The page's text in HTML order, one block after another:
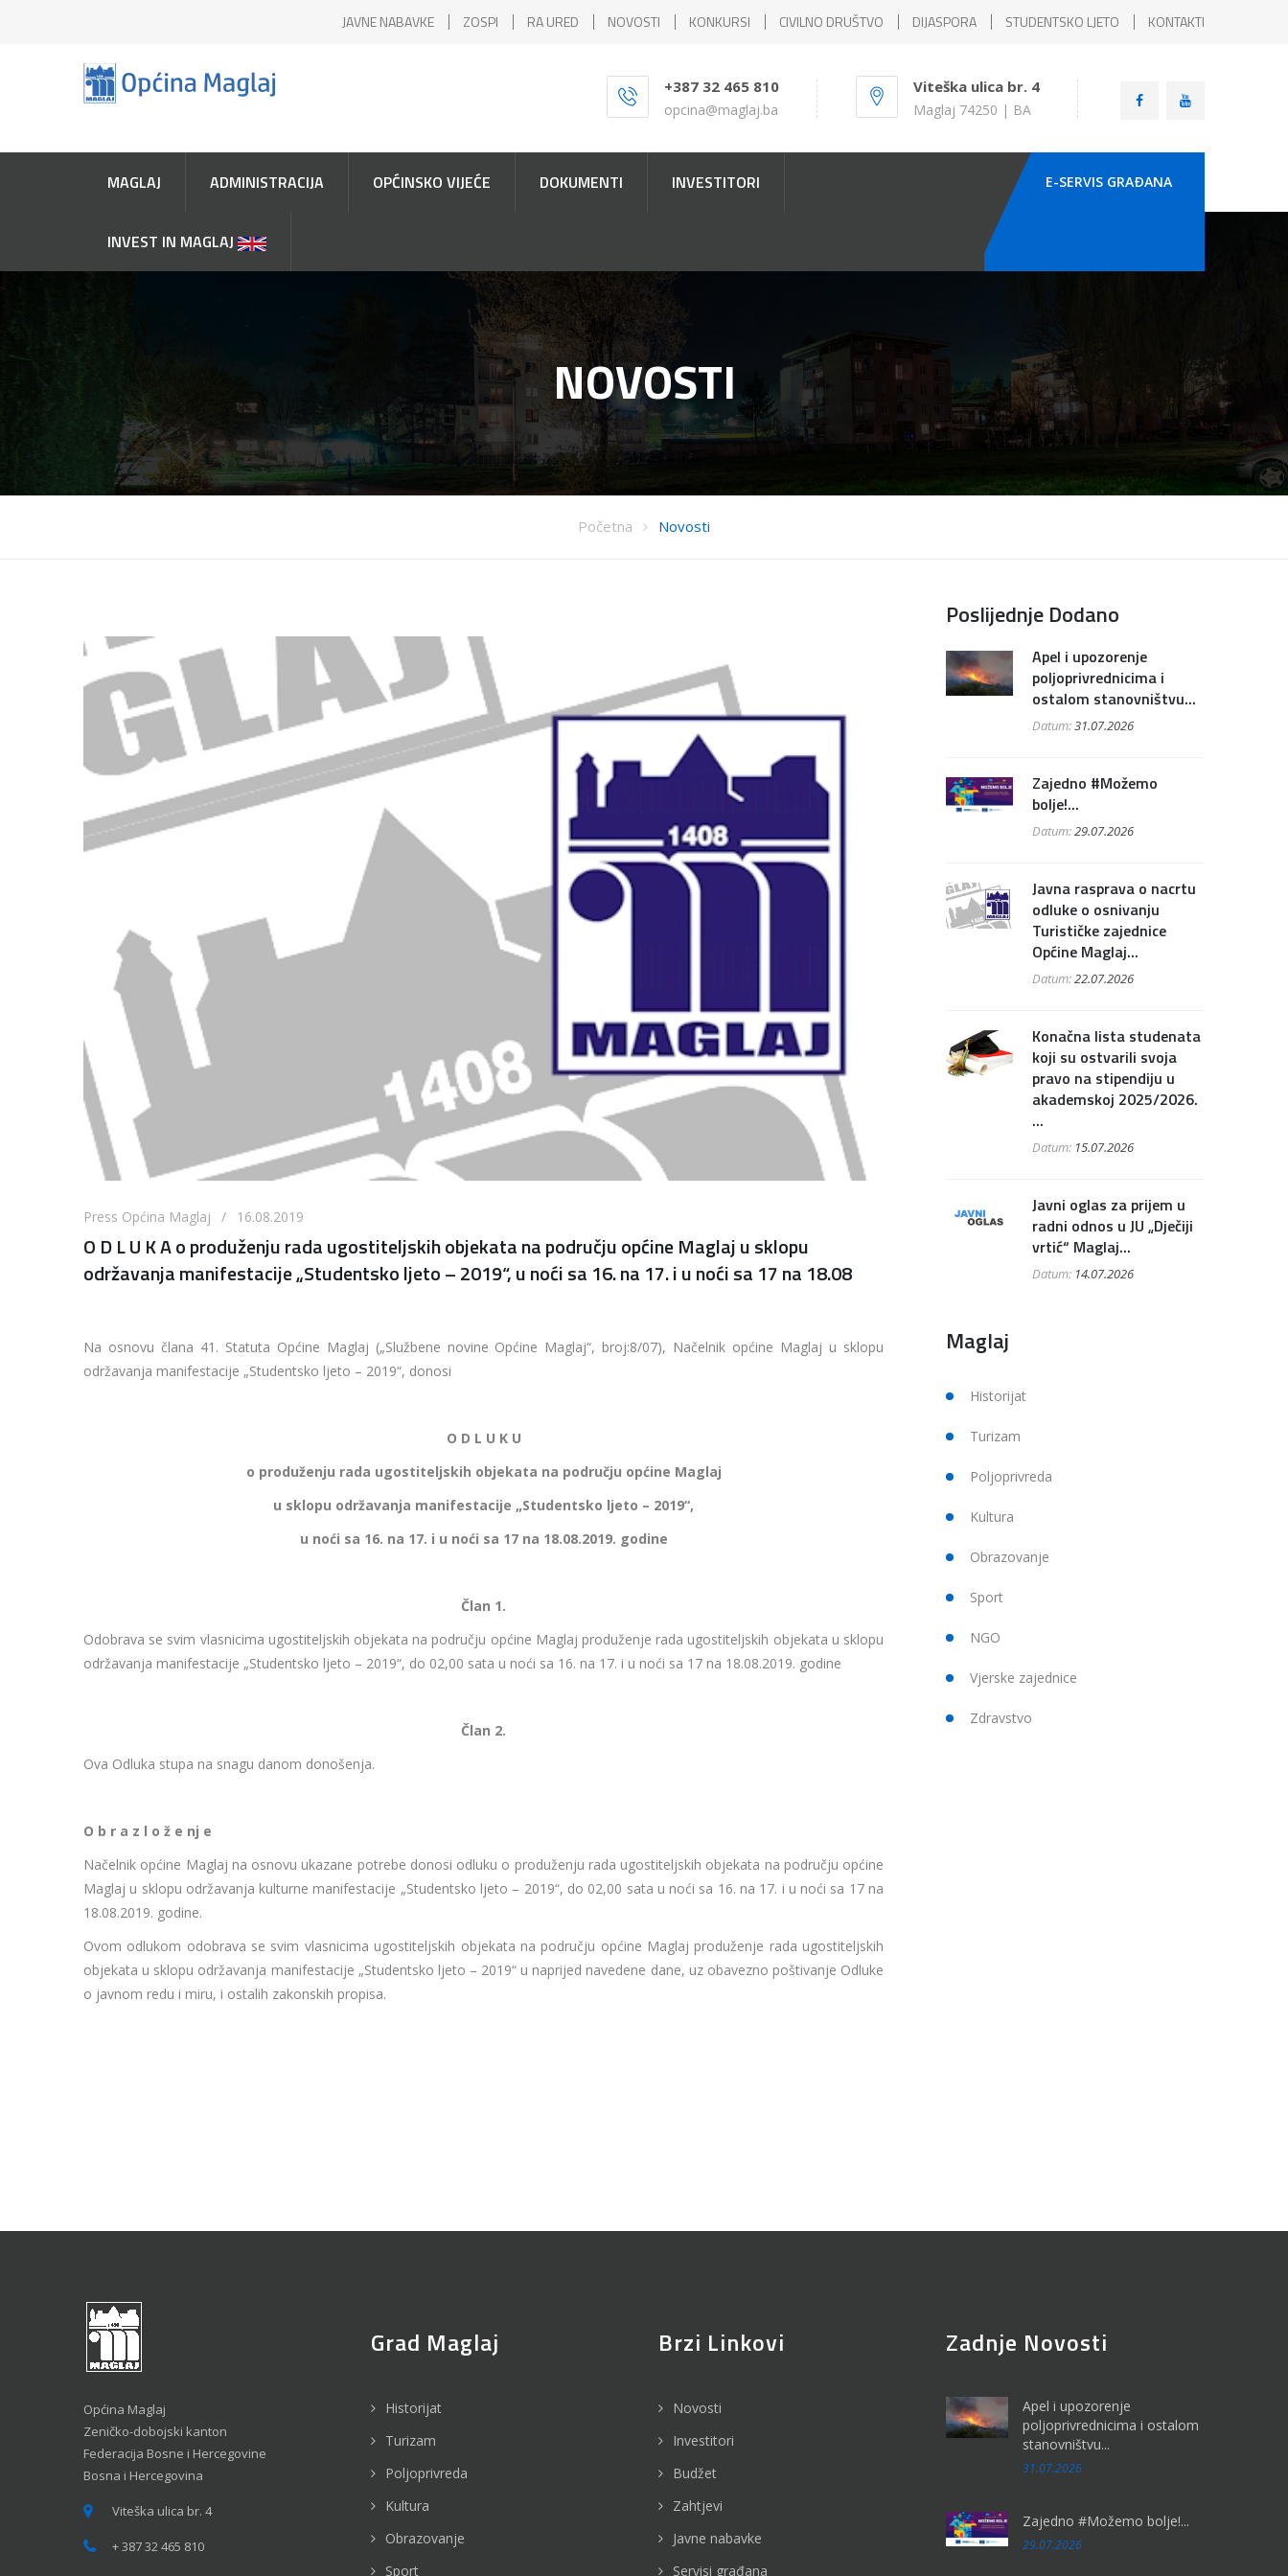
JAVNE NABAVKE ZOSPI RA URED NOVOSTI KONKURSI CIVILNO DRUŠTVO DIJASPORA STUDENTSKO LJETO KONTAKTI
+387 32 465 810
opcina@maglaj.ba
Viteška ulica br. 4
Maglaj 74250 | BA
MAGLAJ ADMINISTRACIJA OPĆINSKO VIJEĆE DOKUMENTI INVESTITORI
INVEST IN MAGLAJ
E-SERVIS GRAÐANA
NOVOSTI
Početna Novosti
Press Općina Maglaj / 16.08.2019
O D L U K A o produženju rada ugostiteljskih objekata na području općine Maglaj u sklopu
održavanja manifestacije „Studentsko ljeto – 2019“, u noći sa 16. na 17. i u noći sa 17 na 18.08
Na osnovu člana 41. Statuta Općine Maglaj („Službene novine Općine Maglaj“, broj:8/07), Načelnik općine Maglaj u sklopu
održavanja manifestacije „Studentsko ljeto – 2019“, donosi
O D L U K U
o produženju rada ugostiteljskih objekata na području općine Maglaj
u sklopu održavanja manifestacije „Studentsko ljeto – 2019“,
u noći sa 16. na 17. i u noći sa 17 na 18.08.2019. godine
Član 1.
Odobrava se svim vlasnicima ugostiteljskih objekata na području općine Maglaj produženje rada ugostiteljskih objekata u sklopu
održavanja manifestacije „Studentsko ljeto – 2019“, do 02,00 sata u noći sa 16. na 17. i u noći sa 17 na 18.08.2019. godine
Član 2.
Ova Odluka stupa na snagu danom donošenja.
O b r a z l o ž e nj e
Načelnik općine Maglaj na osnovu ukazane potrebe donosi odluku o produženju rada ugostiteljskih objekata na području općine
Maglaj u sklopu održavanja kulturne manifestacije „Studentsko ljeto – 2019“, do 02,00 sata u noći sa 16. na 17. i u noći sa 17 na
18.08.2019. godine.
Ovom odlukom odobrava se svim vlasnicima ugostiteljskih objekata na području općine Maglaj produženje rada ugostiteljskih
objekata u sklopu održavanja manifestacije „Studentsko ljeto – 2019“ u naprijed navedene dane, uz obavezno poštivanje Odluke
o javnom redu i miru, i ostalih zakonskih propisa.
Poslijednje Dodano
Apel i upozorenje
poljoprivrednicima i
ostalom stanovništvu...
Datum:31.07.2026
Zajedno #Možemo
bolje!...
Datum:29.07.2026
Javna rasprava o nacrtu
odluke o osnivanju
Turističke zajednice
Općine Maglaj...
Datum:22.07.2026
Konačna lista studenata
koji su ostvarili svoja
pravo na stipendiju u
akademskoj 2025/2026.
...
Datum: 15.07.2026
Javni oglas za prijem u
radni odnos u JU „Dječiji
vrtić“ Maglaj...
Datum: 14.07.2026
Maglaj
Historijat
Turizam
Poljoprivreda
Kultura
Obrazovanje
Sport
NGO
Vjerske zajednice
Zdravstvo
Općina Maglaj
Zeničko-dobojski kanton
Federacija Bosne i Hercegovine
Bosna i Hercegovina
Viteška ulica br. 4
+ 387 32 465 810
Grad Maglaj
Historijat
Turizam
Poljoprivreda
Kultura
Obrazovanje
Sport
Brzi Linkovi
Novosti
Investitori
Budžet
Zahtjevi
Javne nabavke
Servisi građana
Zadnje Novosti
Apel i upozorenje
poljoprivrednicima i ostalom
stanovništvu...
31.07.2026
Zajedno #Možemo bolje!...
29.07.2026